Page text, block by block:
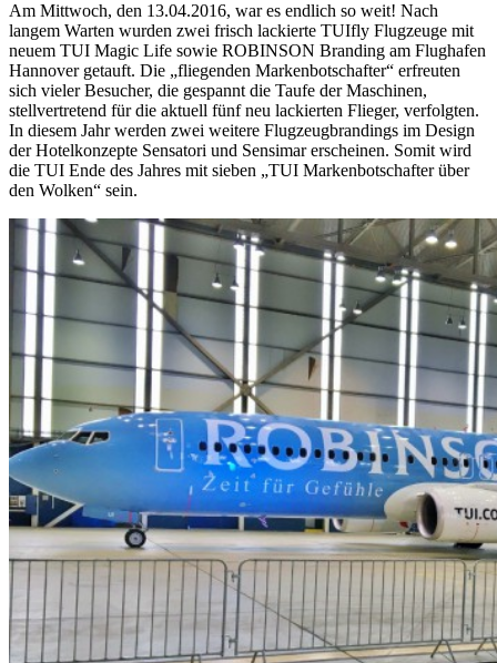
Am Mittwoch, den 13.04.2016, war es endlich so weit! Nach
langem Warten wurden zwei frisch lackierte TUIfly Flugzeuge mit
neuem TUI Magic Life sowie ROBINSON Branding am Flughafen
Hannover getauft. Die „fliegenden Markenbotschafter“ erfreuten
sich vieler Besucher, die gespannt die Taufe der Maschinen,
stellvertretend für die aktuell fünf neu lackierten Flieger, verfolgten.
In diesem Jahr werden zwei weitere Flugzeugbrandings im Design
der Hotelkonzepte Sensatori und Sensimar erscheinen. Somit wird
die TUI Ende des Jahres mit sieben „TUI Markenbotschafter über
den Wolken“ sein.